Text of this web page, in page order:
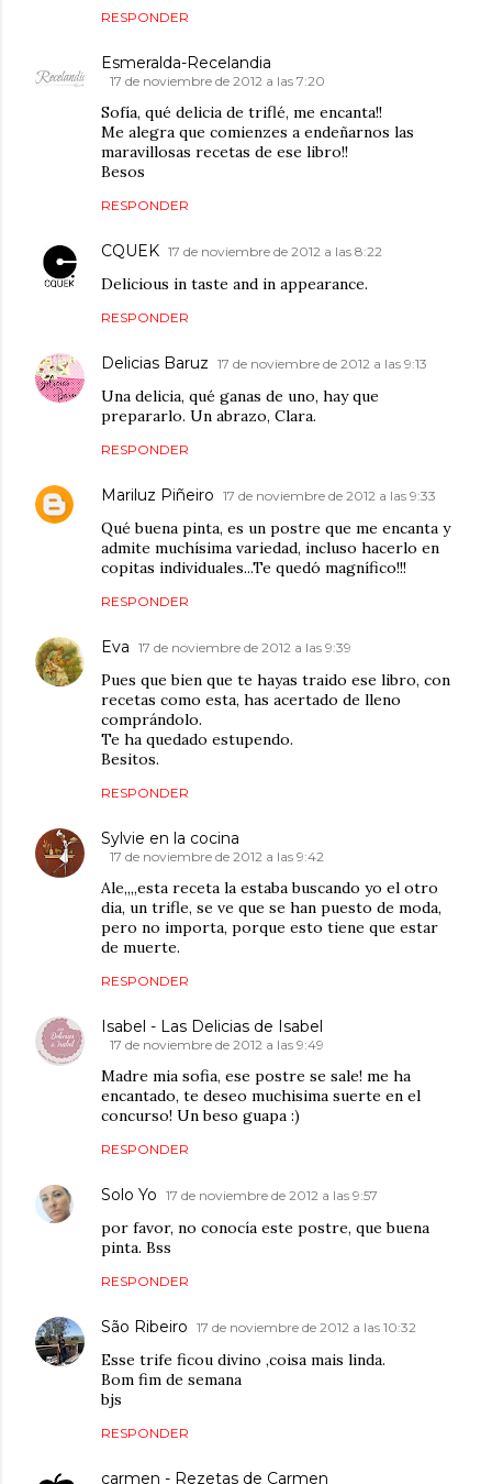
RESPONDER
Esmeralda-Recelandia
17 de noviembre de 2012 a las 7:20
Sofía, qué delicia de triflé, me encanta!!
Me alegra que comienzes a endeñarnos las
maravillosas recetas de ese libro!!
Besos
RESPONDER
CQUEK 17 de noviembre de 2012 a las 8:22
Delicious in taste and in appearance.
RESPONDER
Delicias Baruz 17 de noviembre de 2012 a las 9:13
Una delicia, qué ganas de uno, hay que
prepararlo. Un abrazo, Clara.
RESPONDER
Mariluz Piñeiro 17 de noviembre de 2012 a las 9:33
Qué buena pinta, es un postre que me encanta y
admite muchísima variedad, incluso hacerlo en
copitas individuales...Te quedó magnífico!!!
RESPONDER
Eva 17 de noviembre de 2012 a las 9:39
Pues que bien que te hayas traido ese libro, con
recetas como esta, has acertado de lleno
comprándolo.
Te ha quedado estupendo.
Besitos.
RESPONDER
Sylvie en la cocina
17 de noviembre de 2012 a las 9:42
Ale,,,,esta receta la estaba buscando yo el otro
dia, un trifle, se ve que se han puesto de moda,
pero no importa, porque esto tiene que estar
de muerte.
RESPONDER
Isabel - Las Delicias de Isabel
17 de noviembre de 2012 a las 9:49
Madre mia sofia, ese postre se sale! me ha
encantado, te deseo muchisima suerte en el
concurso! Un beso guapa :)
RESPONDER
Solo Yo 17 de noviembre de 2012 a las 9:57
por favor, no conocía este postre, que buena
pinta. Bss
RESPONDER
São Ribeiro 17 de noviembre de 2012 a las 10:32
Esse trife ficou divino ,coisa mais linda.
Bom fim de semana
bjs
RESPONDER
carmen - Rezetas de Carmen